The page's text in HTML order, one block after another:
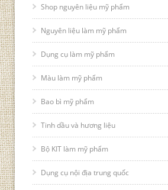
Shop nguyên liệu mỹ phẩm
Nguyên liệu làm mỹ phẩm
Dụng cụ làm mỹ phẩm
Màu làm mỹ phẩm
Bao bì mỹ phẩm
Tinh dầu và hương liệu
Bộ KIT làm mỹ phẩm
Dụng cụ nội địa trung quốc